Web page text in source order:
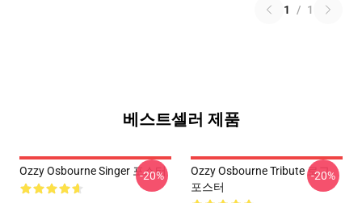
1 / 1
베스트셀러 제품
Ozzy Osbourne Singer 포스터
-20%
Ozzy Osbourne Tribute 로고
포스터
-20%